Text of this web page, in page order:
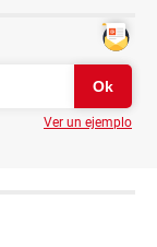
Ver un ejemplo